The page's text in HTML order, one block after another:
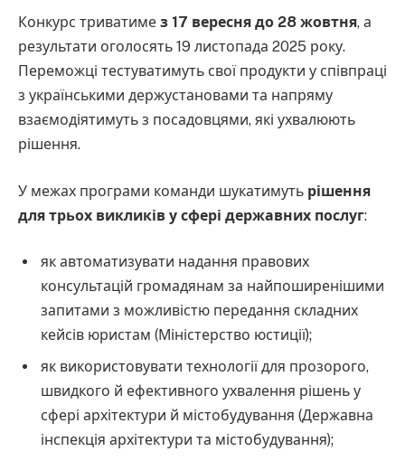
Конкурс триватиме з 17 вересня до 28 жовтня, а
результати оголосять 19 листопада 2025 року.
Переможці тестуватимуть свої продукти у співпраці
з українськими держустановами та напряму
взаємодіятимуть з посадовцями, які ухвалюють
рішення.
У межах програми команди шукатимуть рішення
для трьох викликів у сфері державних послуг:
як автоматизувати надання правових
консультацій громадянам за найпоширенішими
запитами з можливістю передання складних
кейсів юристам (Міністерство юстиції);
як використовувати технології для прозорого,
швидкого й ефективного ухвалення рішень у
сфері архітектури й містобудування (Державна
інспекція архітектури та містобудування);